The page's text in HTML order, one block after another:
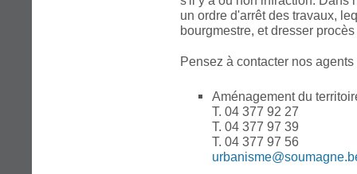
un ordre d'arrêt des travaux,
bourgmestre, et dresser
Pensez à contacter nos agents
Aménagement du
T. 04 377 92 27
T. 04 377 97 39
T. 04 377 97 56